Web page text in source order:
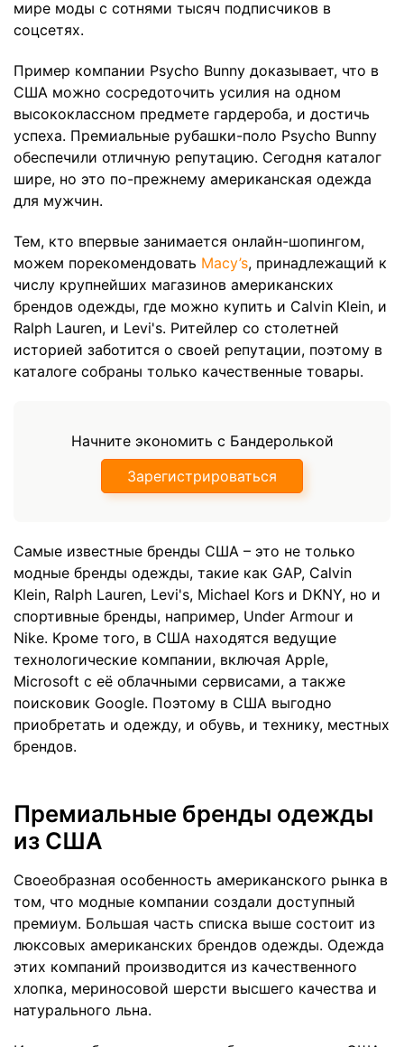
мире моды с сотнями тысяч подписчиков в
соцсетях.
Пример компании Psycho Bunny доказывает, что в
США можно сосредоточить усилия на одном
высококлассном предмете гардероба, и достичь
успеха. Премиальные рубашки-поло Psycho Bunny
обеспечили отличную репутацию. Сегодня каталог
шире, но это по-прежнему американская одежда
для мужчин.
Тем, кто впервые занимается онлайн-шопингом,
можем порекомендовать Macy’s, принадлежащий к
числу крупнейших магазинов американских
брендов одежды, где можно купить и Calvin Klein, и
Ralph Lauren, и Levi's. Ритейлер со столетней
историей заботится о своей репутации, поэтому в
каталоге собраны только качественные товары.
Начните экономить с Бандеролькой
Зарегистрироваться
Самые известные бренды США – это не только
модные бренды одежды, такие как GAP, Calvin
Klein, Ralph Lauren, Levi's, Michael Kors и DKNY, но и
спортивные бренды, например, Under Armour и
Nike. Кроме того, в США находятся ведущие
технологические компании, включая Apple,
Microsoft с её облачными сервисами, а также
поисковик Google. Поэтому в США выгодно
приобретать и одежду, и обувь, и технику, местных
брендов.
Премиальные бренды одежды
из США
Своеобразная особенность американского рынка в
том, что модные компании создали доступный
премиум. Большая часть списка выше состоит из
люксовых американских брендов одежды. Одежда
этих компаний производится из качественного
хлопка, мериносовой шерсти высшего качества и
натурального льна.